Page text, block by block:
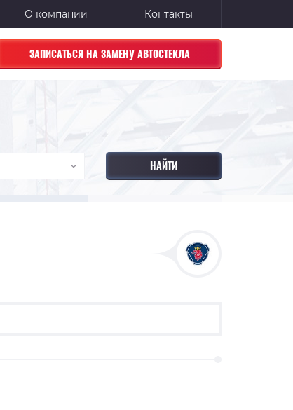
О компании Контакты
ЗАПИСАТЬСЯ НА ЗАМЕНУ АВТОСТЕКЛА